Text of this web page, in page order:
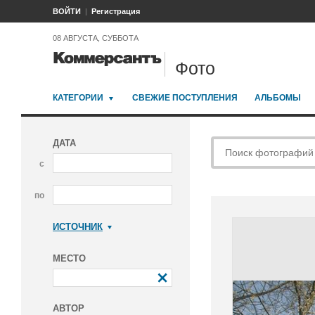
ВОЙТИ Регистрация
08 АВГУСТА, СУББОТА
Фото
КАТЕГОРИИ СВЕЖИЕ ПОСТУПЛЕНИЯ АЛЬБОМЫ
ДАТА
с
по
ИСТОЧНИК
МЕСТО
АВТОР